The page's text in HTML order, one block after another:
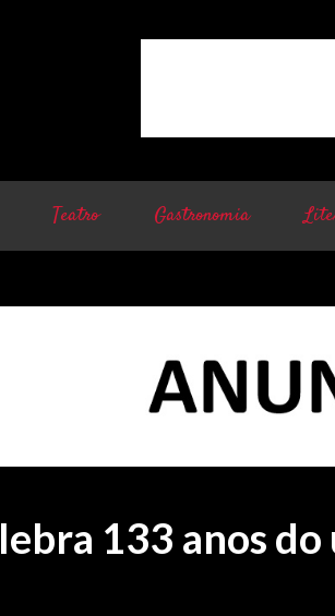
Teatro Gastronomia
133 anos